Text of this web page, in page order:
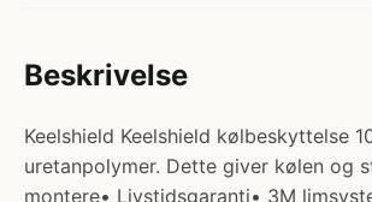
Beskrivelse
Keelshield Keelshield kølbeskyttelse
uretanpolymer. Dette giver kølen og
montere• Livstidsgaranti• 3M